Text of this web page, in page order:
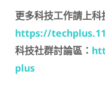
更多科技工作請上科
https://
科技社群討論區：
plus